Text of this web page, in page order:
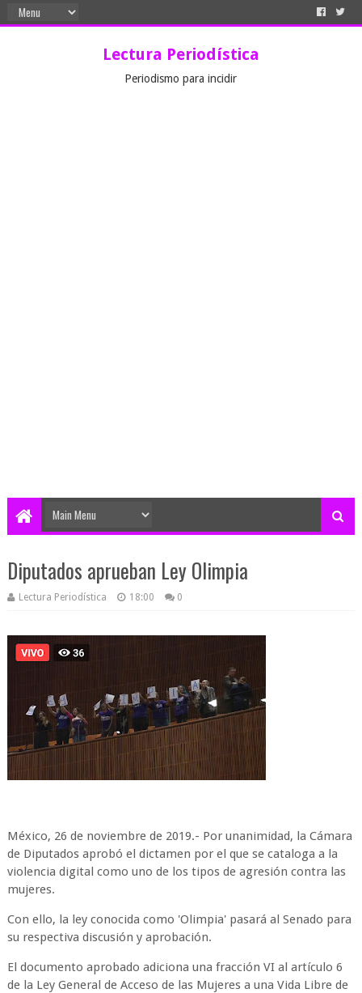
Lectura Periodística
Periodismo para incidir
Diputados aprueban Ley Olimpia
Lectura Periodística 18:00 0
México, 26 de noviembre de 2019.- Por unanimidad, la Cámara
de Diputados aprobó el dictamen por el que se cataloga a la
violencia digital como uno de los tipos de agresión contra las
mujeres.
Con ello, la ley conocida como 'Olimpia' pasará al Senado para
su respectiva discusión y aprobación.
El documento aprobado adiciona una fracción VI al artículo 6
de la Ley General de Acceso de las Mujeres a una Vida Libre de